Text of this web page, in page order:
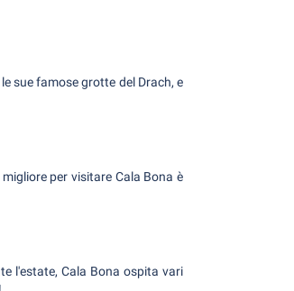
le sue famose grotte del Drach, e
per visitare Cala Bona è
l'estate, Cala Bona ospita vari